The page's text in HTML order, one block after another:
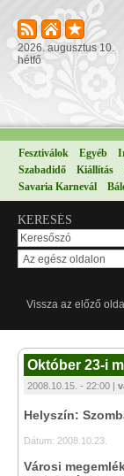
2026. augusztus 10.
hétfő
Fesztiválok Egyéb
Szabadidő
Kiállítás
Savaria Karnevál
KERESÉS
Vissza az előző
Október 23-i
2008.10.15. - 22:00 |
Helyszín:
Dátum: 2008.10.23.
Városi